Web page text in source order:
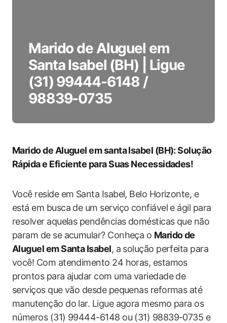
Marido de Aluguel em
Santa Isabel (BH) | Ligue
(31) 99444-6148 /
98839-0735
Marido de Aluguel em santa Isabel (BH): Solução
Rápida e Eficiente para Suas Necessidades!
Você reside em Santa Isabel, Belo Horizonte, e
está em busca de um serviço confiável e ágil para
resolver aquelas pendências domésticas que não
param de se acumular? Conheça o Marido de
Aluguel em Santa Isabel, a solução perfeita para
você! Com atendimento 24 horas, estamos
prontos para ajudar com uma variedade de
serviços que vão desde pequenas reformas até
manutenção do lar. Ligue agora mesmo para os
números (31) 99444-6148 ou (31) 98839-0735 e